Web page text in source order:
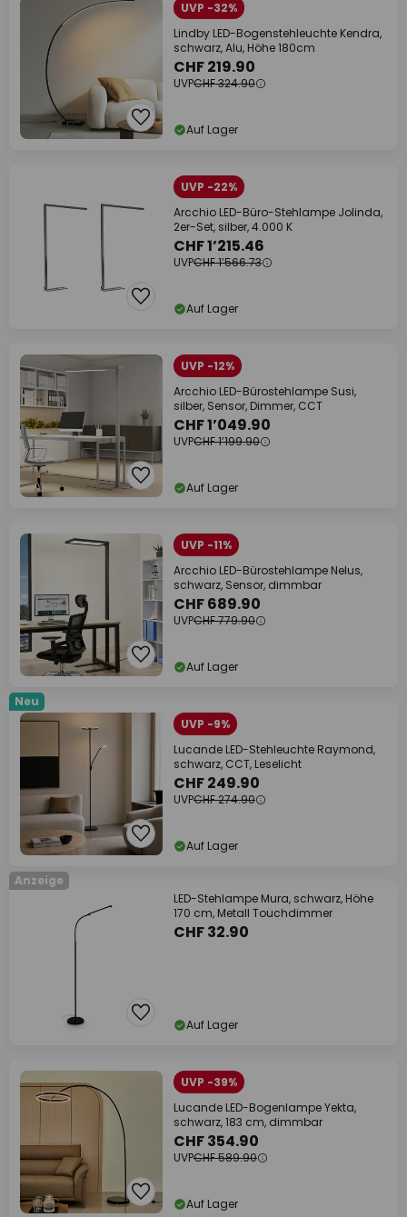
UVP -32%
Lindby LED-Bogenstehleuchte Kendra,
schwarz, Alu, Höhe 180cm
CHF 219.90
UVPCHF 324.90
Auf Lager
UVP -22%
Arcchio LED-Büro-Stehlampe Jolinda,
2er-Set, silber, 4.000 K
CHF 1’215.46
UVPCHF 1’566.73
Auf Lager
UVP -12%
Arcchio LED-Bürostehlampe Susi,
silber, Sensor, Dimmer, CCT
CHF 1’049.90
UVPCHF 1’199.90
Auf Lager
UVP -11%
Arcchio LED-Bürostehlampe Nelus,
schwarz, Sensor, dimmbar
CHF 689.90
UVPCHF 779.90
Auf Lager
Neu
UVP -9%
Lucande LED-Stehleuchte Raymond,
schwarz, CCT, Leselicht
CHF 249.90
UVPCHF 274.90
Auf Lager
Anzeige
LED-Stehlampe Mura, schwarz, Höhe
170 cm, Metall Touchdimmer
CHF 32.90
Auf Lager
UVP -39%
Lucande LED-Bogenlampe Yekta,
schwarz, 183 cm, dimmbar
CHF 354.90
UVPCHF 589.90
Auf Lager